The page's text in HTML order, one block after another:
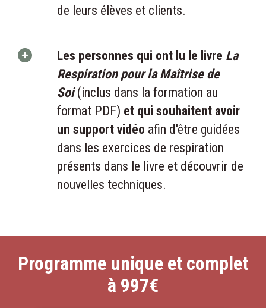
de leurs élèves et clients.
Les personnes qui ont lu le livre La
Respiration pour la Maîtrise de
Soi (inclus dans la formation au
format PDF) et qui souhaitent avoir
un support vidéo afin d'être guidées
dans les exercices de respiration
présents dans le livre et découvrir de
nouvelles techniques.
Programme unique et complet
à 997€